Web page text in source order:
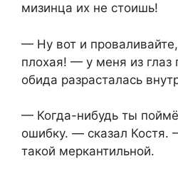
мизинца их не стоишь!
— Ну вот и
плохая! — у меня из глаз
обида разрасталась
— Когда-нибудь ты
ошибку. — сказал
такой меркантильной.